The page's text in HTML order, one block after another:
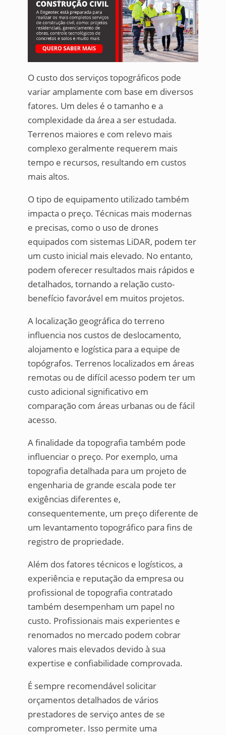
O custo dos serviços topográficos pode
variar amplamente com base em diversos
fatores. Um deles é o tamanho e a
complexidade da área a ser estudada.
Terrenos maiores e com relevo mais
complexo geralmente requerem mais
tempo e recursos, resultando em custos
mais altos.
O tipo de equipamento utilizado também
impacta o preço. Técnicas mais modernas
e precisas, como o uso de drones
equipados com sistemas LiDAR, podem ter
um custo inicial mais elevado. No entanto,
podem oferecer resultados mais rápidos e
detalhados, tornando a relação custo-
benefício favorável em muitos projetos.
A localização geográfica do terreno
influencia nos custos de deslocamento,
alojamento e logística para a equipe de
topógrafos. Terrenos localizados em áreas
remotas ou de difícil acesso podem ter um
custo adicional significativo em
comparação com áreas urbanas ou de fácil
acesso.
A finalidade da topografia também pode
influenciar o preço. Por exemplo, uma
topografia detalhada para um projeto de
engenharia de grande escala pode ter
exigências diferentes e,
consequentemente, um preço diferente de
um levantamento topográfico para fins de
registro de propriedade.
Além dos fatores técnicos e logísticos, a
experiência e reputação da empresa ou
profissional de topografia contratado
também desempenham um papel no
custo. Profissionais mais experientes e
renomados no mercado podem cobrar
valores mais elevados devido à sua
expertise e confiabilidade comprovada.
É sempre recomendável solicitar
orçamentos detalhados de vários
prestadores de serviço antes de se
comprometer. Isso permite uma